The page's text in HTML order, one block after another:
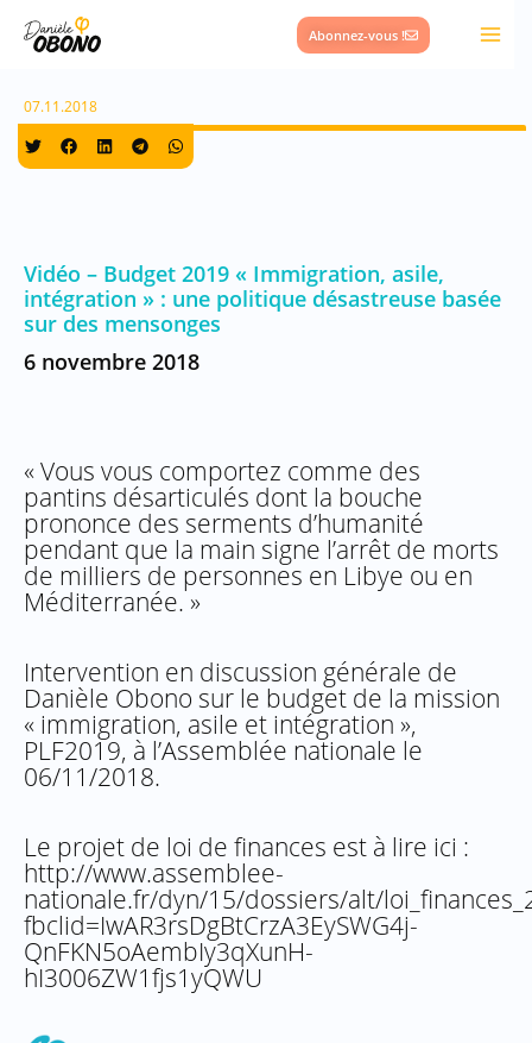
Abonnez-vous !
07.11.2018
Vidéo – Budget 2019 « Immigration, asile,
intégration » : une politique désastreuse basée
sur des mensonges
6 novembre 2018
« Vous vous comportez comme des
pantins désarticulés dont la bouche
prononce des serments d’humanité
pendant que la main signe l’arrêt de morts
de milliers de personnes en Libye ou en
Méditerranée. »
Intervention en discussion générale de
Danièle Obono sur le budget de la mission
« immigration, asile et intégration »,
PLF2019, à l’Assemblée nationale le
06/11/2018.
Le projet de loi de finances est à lire ici :
http://www.assemblee-
nationale.fr/dyn/15/dossiers/alt/
fbclid=IwAR3rsDgBtCrzA3EySWG4j-
QnFKN5oAembIy3qXunH-
hI3006ZW1fjs1yQWU